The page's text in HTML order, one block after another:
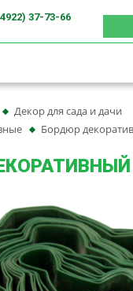
37-73-66
Декор для сада и дачи
Бордюр